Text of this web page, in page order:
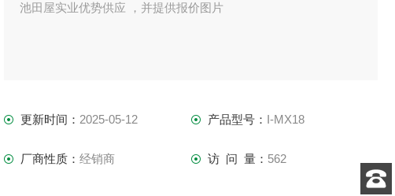
池田屋实业优势供应 ，并提供报价图片
更新时间： 2025-05-12 产品型号： I-MX18
厂商性质：经销商 访 问 量： 562